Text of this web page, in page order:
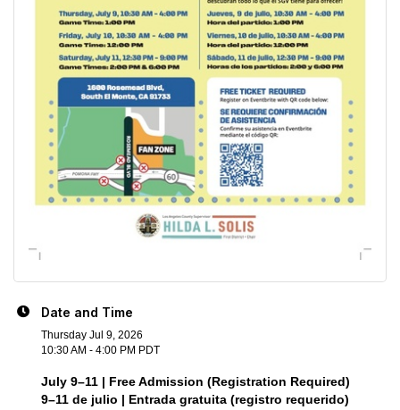
Date and Time
Thursday Jul 9, 2026
10:30 AM - 4:00 PM PDT
July 9–11 | Free Admission (Registration Required)
9–11 de julio | Entrada gratuita (registro requerido)